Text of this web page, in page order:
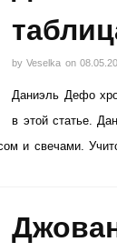
byVeselka on
Даниэль Дефо
в этой статье.
и свечами.